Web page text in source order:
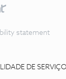
statement
DE SERVIÇO